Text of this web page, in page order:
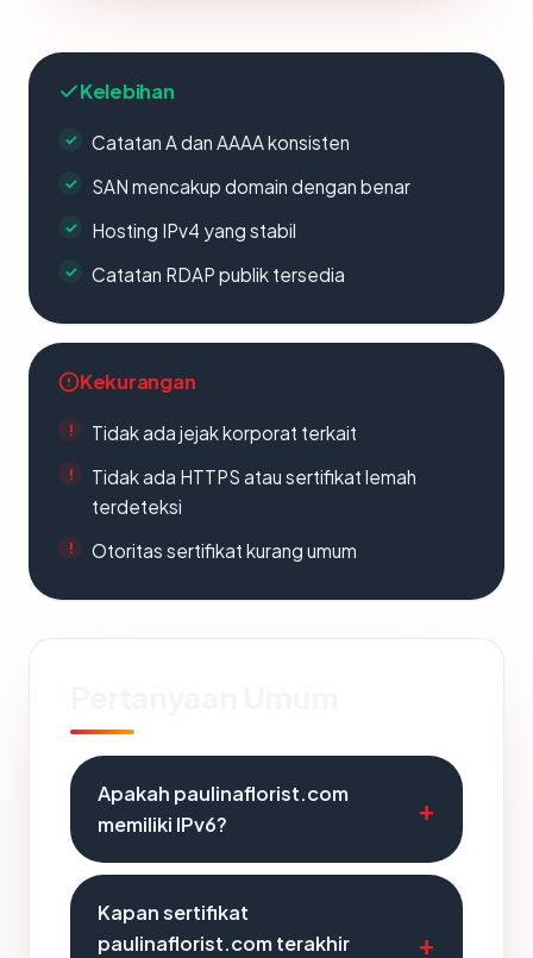
Kelebihan
Catatan A dan AAAA konsisten
SAN mencakup domain dengan benar
Hosting IPv4 yang stabil
Catatan RDAP publik tersedia
Kekurangan
Tidak ada jejak korporat terkait
Tidak ada HTTPS atau sertifikat lemah
terdeteksi
Otoritas sertifikat kurang umum
Apakah paulinaflorist.com
memiliki IPv6?
Kapan sertifikat
paulinaflorist.com terakhir